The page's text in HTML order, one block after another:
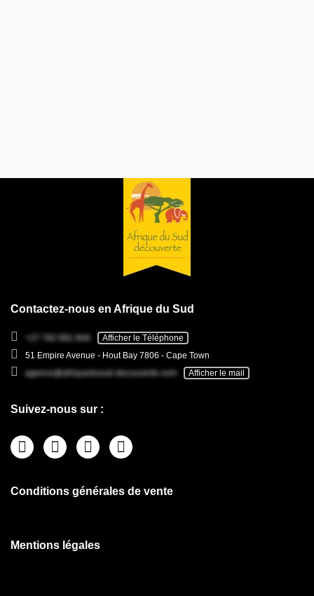
Contactez-nous en Afrique du Sud
+27 782 681 846
Afficher le Téléphone
51 Empire Avenue - Hout Bay 7806 - Cape Town
agence@afriquedusud-decouverte.com
Afficher le mail
Suivez-nous sur :
Conditions générales de vente
Mentions légales